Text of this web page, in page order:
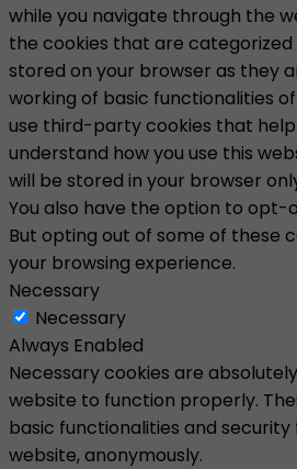
while you navigate through the
the cookies that are categorized
stored on your browser as they
working of basic functionalities
use third-party cookies that help
understand how you use this
will be stored in your browser
You also have the option to opt-
But opting out of some of these
your browsing experience.
Necessary
Necessary
Always Enabled
Necessary cookies are
website to function properly.
basic functionalities and
website, anonymously.